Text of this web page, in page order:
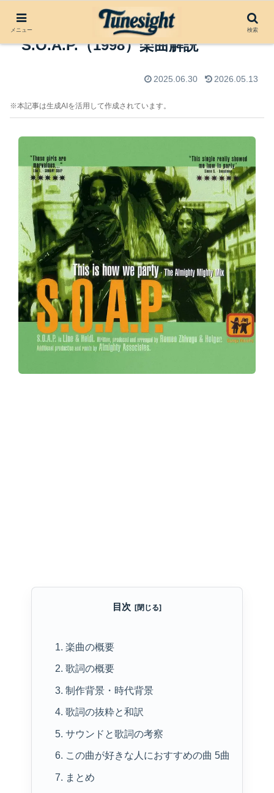
This Is How We Party by
S.O.A.P.（1998）楽曲解説
2025.06.30 2026.05.13
※本記事は生成AIを活用して作成されています。
目次
1. 楽曲の概要
2. 歌詞の概要
3. 制作背景・時代背景
4. 歌詞の抜粋と和訳
5. サウンドと歌詞の考察
6. この曲が好きな人におすすめの曲 5曲
7. まとめ
メニュー 検索